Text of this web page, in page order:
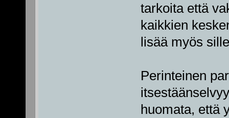
tarkoita että
kaikkien
lisää myös
Perinteinen
huomata, että